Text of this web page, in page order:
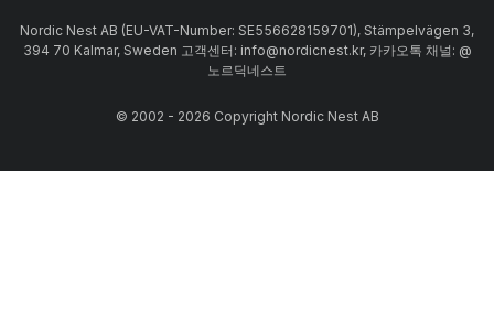
Nordic Nest AB (EU-VAT-Number: SE556628159701), Stämpelvägen 3,
394 70 Kalmar, Sweden 고객센터: info@nordicnest.kr, 카카오톡 채널: @
노르딕네스트
© 2002 - 2026 Copyright Nordic Nest AB